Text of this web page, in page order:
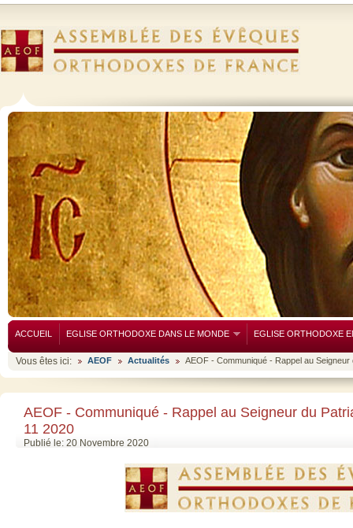
ACCUEIL EGLISE ORTHODOXE DANS LE MONDE EGLISE ORTHODOXE
Vous êtes ici: AEOF Actualités AEOF - Communiqué - Rappel au
AEOF - Communiqué - Rappel au Seigneur du
11 2020
Publié le: 20 Novembre 2020